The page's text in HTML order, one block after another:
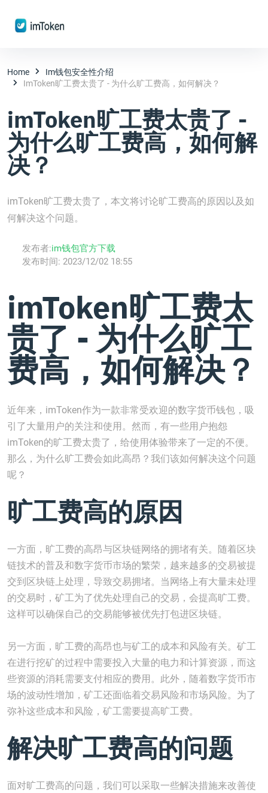
Home
Im钱包安全性介绍
ImToken旷工费太贵了 - 为什么旷工费高，如何解决？
imToken旷工费太贵了 -
为什么旷工费高，如何解
决？
imToken旷工费太贵了，本文将讨论旷工费高的原因以及如
何解决这个问题。
发布者:im钱包官方下载
发布时间: 2023/12/02 18:55
imToken旷工费太
贵了 - 为什么旷工
费高，如何解决？
近年来，imToken作为一款非常受欢迎的数字货币钱包，吸
引了大量用户的关注和使用。然而，有一些用户抱怨
imToken的旷工费太贵了，给使用体验带来了一定的不便。
那么，为什么旷工费会如此高昂？我们该如何解决这个问题
呢？
旷工费高的原因
一方面，旷工费的高昂与区块链网络的拥堵有关。随着区块
链技术的普及和数字货币市场的繁荣，越来越多的交易被提
交到区块链上处理，导致交易拥堵。当网络上有大量未处理
的交易时，矿工为了优先处理自己的交易，会提高旷工费。
这样可以确保自己的交易能够被优先打包进区块链。
另一方面，旷工费的高昂也与矿工的成本和风险有关。矿工
在进行挖矿的过程中需要投入大量的电力和计算资源，而这
些资源的消耗需要支付相应的费用。此外，随着数字货币市
场的波动性增加，矿工还面临着交易风险和市场风险。为了
弥补这些成本和风险，矿工需要提高旷工费。
解决旷工费高的问题
面对旷工费高的问题，我们可以采取一些解决措施来改善使